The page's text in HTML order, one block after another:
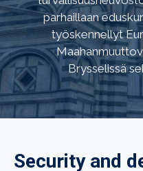
parhaillaan
työskennellyt
Brysselissä
Security and